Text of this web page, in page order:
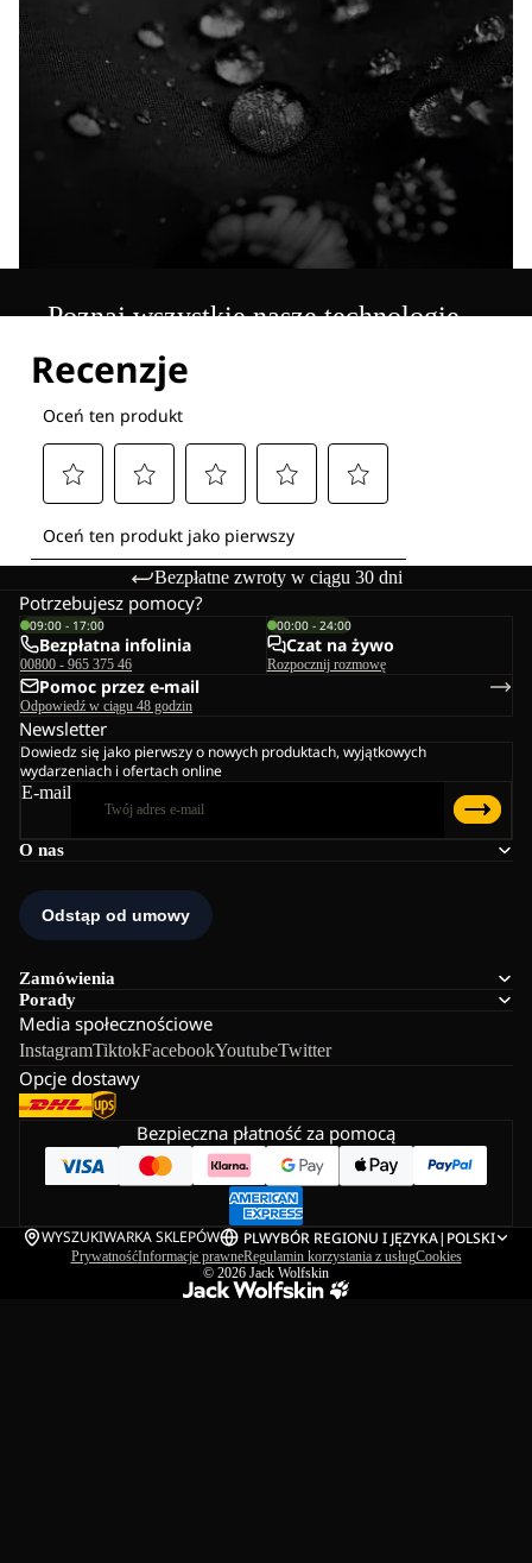
Poznaj wszystkie nasze technologie
Bezpłatne zwroty w ciągu 30 dni
O nas
Zamówienia
Porady
Media społecznościowe
InstagramTiktokFacebookYoutubeTwitter
Opcje dostawy
Potrzebujesz pomocy?
09:00 - 17:00
Bezpłatna infolinia
00800 - 965 375 46
00:00 - 24:00
Czat na żywo
Rozpocznij rozmowę
Pomoc przez e-mail
Odpowiedź w ciągu 48 godzin
Newsletter
Dowiedz się jako pierwszy o nowych produktach, wyjątkowych
wydarzeniach i ofertach online
E-mail
Bezpieczna płatność za pomocą
WYSZUKIWARKA SKLEPÓW PLWYBÓR REGIONU I JĘZYKA| POLSKI
PrywatnośćInformacje prawneRegulamin korzystania z usługCookies
© 2026 Jack Wolfskin